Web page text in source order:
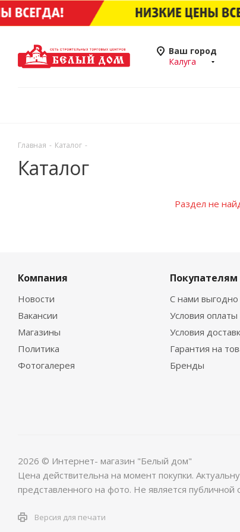
Ваш город
Калуга
Главная - Каталог -
Каталог
Раздел не
Компания
Новости
Вакансии
Магазины
Политика
Фотогалерея
Покупателям
С нами выгодно
Условия оплаты
Условия
Гарантия на
Бренды
2026 © Интернет- магазин "Белый дом"
Цена действительна на момент покупки.
представленного на фото. Не является публичной
Версия для печати